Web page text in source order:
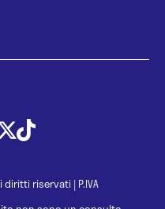
diritti riservati | P.IVA